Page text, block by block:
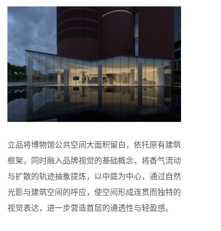
立品将博物馆公共空间大面积留白，依托原有建筑
框架，同时融入品牌视觉的基础概念，将香气流动
与扩散的轨迹抽象提炼，以中庭为中心，通过自然
光影与建筑空间的呼应，使空间形成连贯而独特的
视觉表达，进一步营造首层的通透性与轻盈感。